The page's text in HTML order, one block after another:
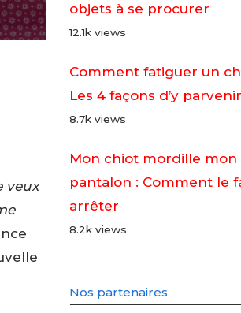
veux
objets à se procurer
12.1k views
Comment fatiguer un
Les 4 façons d’y parvenir
8.7k views
Mon chiot mordille mon
pantalon : Comment le
arrêter
8.2k views
Nos partenaires